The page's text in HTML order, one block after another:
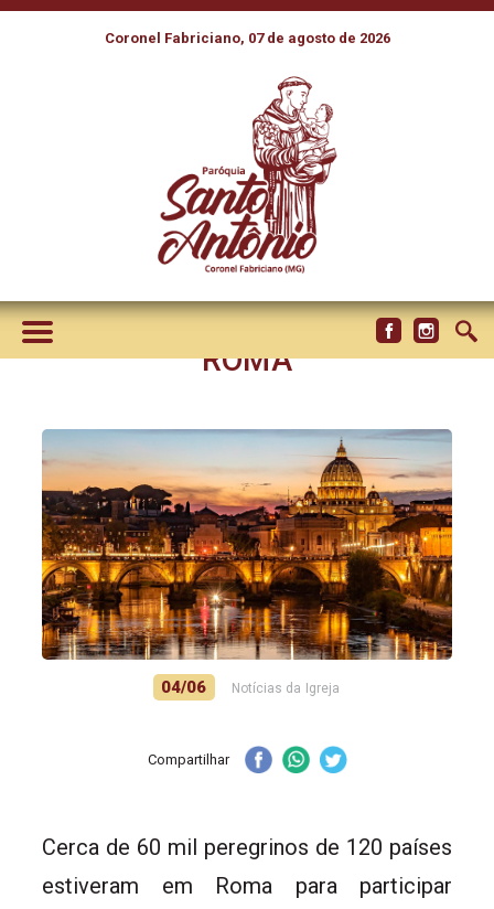
Coronel Fabriciano, 07 de agosto de 2026
JUBILEU DAS FAMÍLIAS,
CRIANÇAS, AVÓS E IDOSOS,
CELEBRADO DE 30 DE MAIO A
1º DE JUNHO, REÚNE MAIS
DE 60 MIL PEREGRINOS EM
ROMA
04/06 Notícias da Igreja
Compartilhar
Cerca de 60 mil peregrinos de 120 países
estiveram em Roma para participar